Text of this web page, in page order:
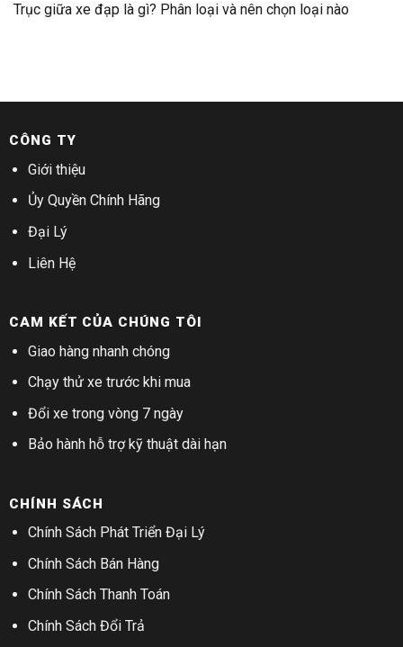
Trục giữa xe đạp là gì? Phân loại và nên chọn loại nào
CÔNG TY
Giới thiệu
Ủy Quyền Chính Hãng
Đại Lý
Liên Hệ
CAM KẾT CỦA CHÚNG TÔI
Giao hàng nhanh chóng
Chạy thử xe trước khi mua
Đổi xe trong vòng 7 ngày
Bảo hành hỗ trợ kỹ thuật dài hạn
CHÍNH SÁCH
Chính Sách Phát Triển Đại Lý
Chính Sách Bán Hàng
Chính Sách Thanh Toán
Chính Sách Đổi Trả